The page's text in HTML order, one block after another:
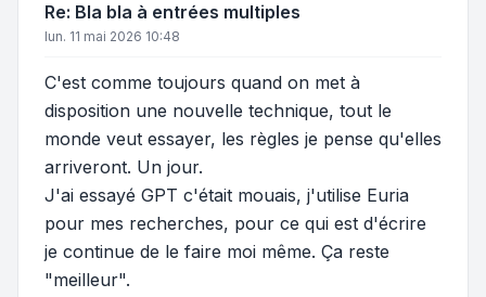
Re: Bla bla à entrées multiples
lun. 11 mai 2026 10:48
C'est comme toujours quand on met à
disposition une nouvelle technique, tout le
monde veut essayer, les règles je pense qu'elles
arriveront. Un jour.
J'ai essayé GPT c'était mouais, j'utilise Euria
pour mes recherches, pour ce qui est d'écrire
je continue de le faire moi même. Ça reste
"meilleur".